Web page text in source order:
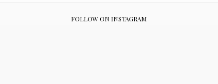
FOLLOW ON INSTAGRAM